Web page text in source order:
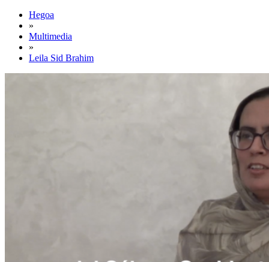
Hegoa
»
Multimedia
»
Leila Sid Brahim